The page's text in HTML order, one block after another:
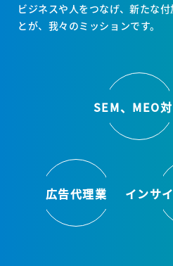
ビジネスや人をつなげ、新たな
とが、我々のミッションです。
SEM、MEO
広告代理業 インサ